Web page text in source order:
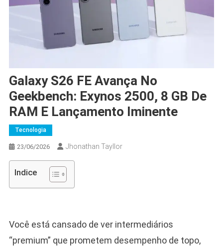
Galaxy S26 FE Avança No
Geekbench: Exynos 2500, 8 GB De
RAM E Lançamento Iminente
Tecnologia
23/06/2026 Jhonathan Tayllor
Indice
Você está cansado de ver intermediários
“premium” que prometem desempenho de topo,